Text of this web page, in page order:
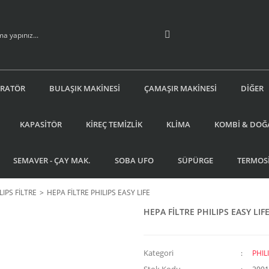
BULAŞIK MAKİNESİ ÇAMAŞIR MAKİNESİ DİĞER
KAPASİTÖR KİREÇ TEMİZLİK KLİMA KOMBİ &
SEMAVER - ÇAY MAK. SOBA UFO SÜPÜRGE
FİLTRE HEPA FİLTRE PHILIPS EASY LIFE
HEPA FİLTRE PHILIPS EASY LIFE
Kategori